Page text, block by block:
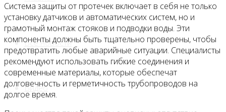
Все новости
Видео
Система защиты от протечек включает в себя не только
установку датчиков и автоматических систем, но и
грамотный монтаж стояков и подводки воды. Эти
компоненты должны быть тщательно проверены, чтобы
предотвратить любые аварийные ситуации. Специалисты
рекомендуют использовать гибкие соединения и
современные материалы, которые обеспечат
долговечность и герметичность трубопроводов на
долгое время.